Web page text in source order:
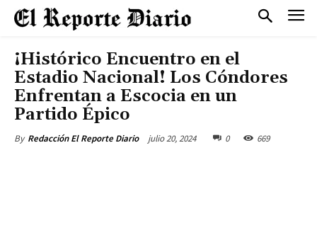
¡Histórico Encuentro en el
Estadio Nacional! Los Cóndores
Enfrentan a Escocia en un
Partido Épico
By Redacción El Reporte Diario julio 20, 2024 0 669